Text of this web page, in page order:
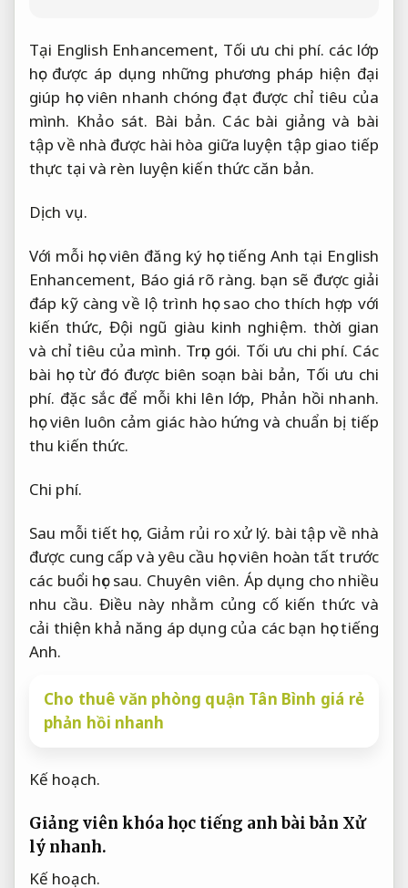
Tại English Enhancement, Tối ưu chi phí. các lớp
học được áp dụng những phương pháp hiện đại
giúp học viên nhanh chóng đạt được chỉ tiêu của
mình. Khảo sát. Bài bản. Các bài giảng và bài
tập về nhà được hài hòa giữa luyện tập giao tiếp
thực tại và rèn luyện kiến thức căn bản.
Dịch vụ.
Với mỗi học viên đăng ký học tiếng Anh tại English
Enhancement, Báo giá rõ ràng. bạn sẽ được giải
đáp kỹ càng về lộ trình học sao cho thích hợp với
kiến thức,Đội ngũ giàu kinh nghiệm. thời gian
và chỉ tiêu của mình. Trọn gói. Tối ưu chi phí. Các
bài học từ đó được biên soạn bài bản, Tối ưu chi
phí. đặc sắc để mỗi khi lên lớp, Phản hồi nhanh.
học viên luôn cảm giác hào hứng và chuẩn bị tiếp
thu kiến thức.
Chi phí.
Sau mỗi tiết học, Giảm rủi ro xử lý. bài tập về nhà
được cung cấp và yêu cầu học viên hoàn tất trước
các buổi học sau. Chuyên viên. Áp dụng cho nhiều
nhu cầu. Điều này nhằm củng cố kiến thức và
cải thiện khả năng áp dụng của các bạn học tiếng
Anh.
Cho thuê văn phòng quận Tân Bình giá rẻ
phản hồi nhanh
Kế hoạch.
Giảng viên khóa học tiếng anh bài bản Xử
lý nhanh.
Kế hoạch.